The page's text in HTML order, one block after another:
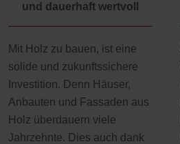
und dauerhaft wertvoll
Mit Holz zu bauen, ist eine
solide und zukunftssichere
Investition. Denn Häuser,
Anbauten und Fassaden aus
Holz überdauern viele
Jahrzehnte. Dies auch dank